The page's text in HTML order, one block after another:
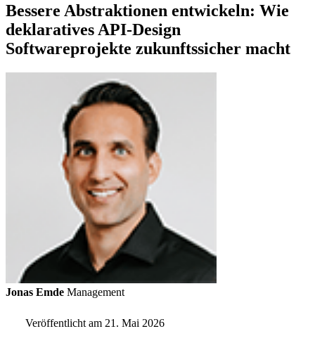
Bessere Abstraktionen entwickeln: Wie
deklaratives API-Design
Softwareprojekte zukunftssicher macht
Jonas Emde Management
Veröffentlicht am 21. Mai 2026